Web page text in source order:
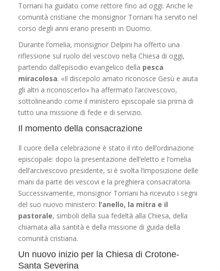
Torriani ha guidato come rettore fino ad oggi. Anche le
comunità cristiane che monsignor Torriani ha servito nel
corso degli anni erano presenti in Duomo.
Durante l’omelia, monsignor Delpini ha offerto una
riflessione sul ruolo del vescovo nella Chiesa di oggi,
partendo dall’episodio evangelico della pesca
miracolosa. «Il discepolo amato riconosce Gesù e aiuta
gli altri a riconoscerlo» ha affermato l’arcivescovo,
sottolineando come il ministero episcopale sia prima di
tutto una missione di fede e di servizio.
Il momento della consacrazione
Il cuore della celebrazione è stato il rito dell’ordinazione
episcopale: dopo la presentazione dell’eletto e l’omelia
dell’arcivescovo presidente, si è svolta l’imposizione delle
mani da parte dei vescovi e la preghiera consacratoria.
Successivamente, monsignor Torriani ha ricevuto i segni
del suo nuovo ministero: l’anello, la mitra e il
pastorale, simboli della sua fedeltà alla Chiesa, della
chiamata alla santità e della missione di guida della
comunità cristiana.
Un nuovo inizio per la Chiesa di Crotone-
Santa Severina